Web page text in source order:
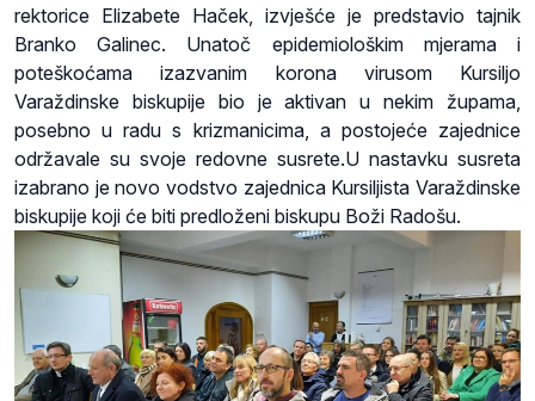
rektorice Elizabete Haček, izvješće je predstavio tajnik
Branko Galinec. Unatoč epidemiološkim mjerama i
poteškoćama izazvanim korona virusom Kursiljo
Varaždinske biskupije bio je aktivan u nekim župama,
posebno u radu s krizmanicima, a postojeće zajednice
održavale su svoje redovne susrete.U nastavku susreta
izabrano je novo vodstvo zajednica Kursiljista Varaždinske
biskupije koji će biti predloženi biskupu Boži Radošu.